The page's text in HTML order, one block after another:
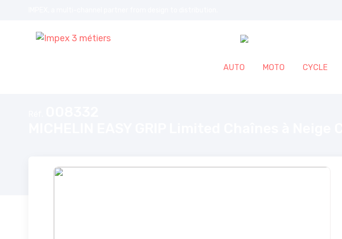
AUTO MOTO CYCLE